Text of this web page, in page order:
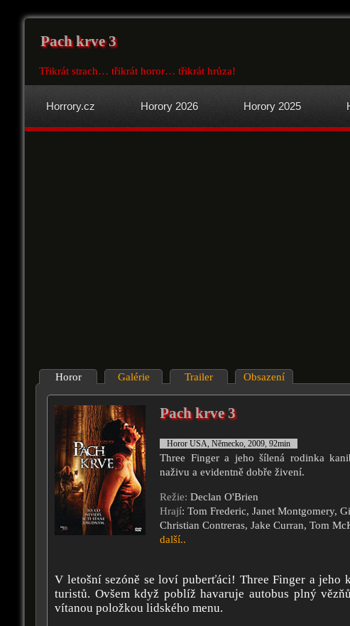
Pach krve 3
Třikrát strach… třikrát horor… třikrát hrůza!
Horrory.cz Horory 2026 Horory 2025
Horor Galérie Trailer Obsazení
Pach krve 3
Horor USA, Německo, 2009, 92min
Three Finger a jeho šílená rodinka
naživu a evidentně dobře živení.
Režie: Declan O'Brien
Hrají: Tom Frederic, Janet Montgomery,
Christian Contreras, Jake Curran, Tom
další..
V letošní sezóně se loví puberťáci! Three Finger a
turistů. Ovšem když poblíž havaruje autobus plný
vítanou položkou lidského menu.